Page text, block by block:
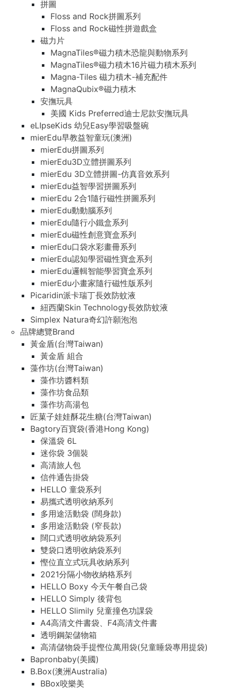
拼圖
Floss and Rock拼圖系列
Floss and Rock磁性拼遊戲盒
磁力片
MagnaTiles®磁力積木恐龍與動物系列
MagnaTiles®磁力積木16片磁力積木系列
Magna-Tiles 磁力積木-補充配件
MagnaQubix®磁力積木
安撫玩具
美國 Kids Preferred迪士尼款安撫玩具
eLIpseKids 幼兒Easy學習吸盤碗
mierEdu早教益智童玩(澳洲)
mierEdu拼圖系列
mierEdu3D立體拼圖系列
mierEdu 3D立體拼圖-仿真音效系列
mierEdu益智學習拼圖系列
mierEdu 2合1隨行磁性拼圖系列
mierEdu動動腦系列
mierEdu隨行小鐵盒系列
mierEdu磁性創意寶盒系列
mierEdu口袋水彩畫冊系列
mierEdu認知學習磁性寶盒系列
mierEdu邏輯智能學習寶盒系列
mierEdu小畫家隨行磁性版系列
Picaridin派卡瑞丁長效防蚊液
紐西蘭Skin Technology長效防蚊液
Simplex Natura奇幻許願泡泡
品牌總覽Brand
黃金盾(台灣Taiwan)
黃金盾 組合
藻作坊(台灣Taiwan)
藻作坊醬料類
藻作坊食品類
藻作坊高湯包
匠菓子娃娃酥花生糖(台灣Taiwan)
Bagtory百寶袋(香港Hong Kong)
保溫袋 6L
迷你袋 3個裝
高清旅人包
信件通告掛袋
HELLO 童袋系列
易攜式透明收納系列
多用途活動袋 (闊身款)
多用途活動袋 (窄長款)
闊口式透明收納袋系列
雙袋口透明收納袋系列
慳位直立式玩具收納系列
2021分隔小物收納格系列
HELLO Boxy 今天午餐自己袋
HELLO Simply 後背包
HELLO Slimily 兒童撞色功課袋
A4高清文件書袋、F4高清文件書
透明鋼架儲物箱
高清儲物袋手提慳位萬用袋(兒童睡袋專用提袋)
Bapronbaby(美國)
B.Box(澳洲Australia)
BBox咬樂美